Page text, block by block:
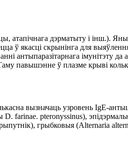
атапічнага дэрматыту і інш.).
ў якасці скрынінга для
імунітэту да
павышэнне ў плазме крыві
вызначаць узровень IgE-
farinae. pteronyssinus),
грыбковыя (Alternaria